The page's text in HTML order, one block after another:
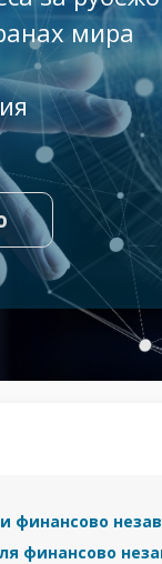
мира
финансово
финансово